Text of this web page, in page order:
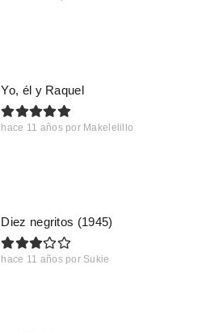
Yo, él y Raquel
hace 11 años por Makelelillo
Diez negritos (1945)
hace 11 años por Sukie